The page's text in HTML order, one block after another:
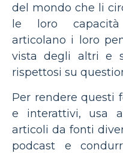
del mondo che li
le loro capacità
articolano i loro
vista degli altri e
rispettosi su
Per rendere questi
e interattivi, usa
articoli da fonti
podcast e